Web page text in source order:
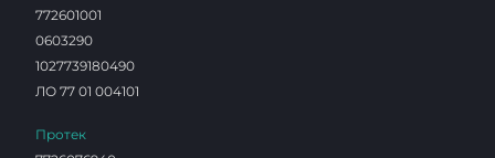
772601001
0603290
1027739180490
ЛО 77 01 004101
Протек